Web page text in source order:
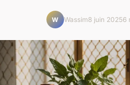
W Wassim8 juin 20256